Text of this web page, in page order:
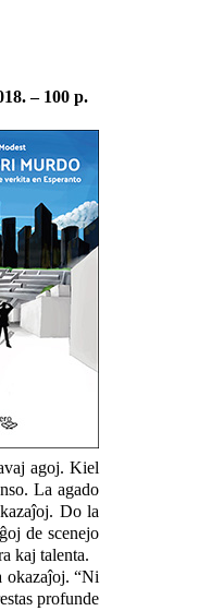
– 100 p.
agoj. Kiel
La agado
Do la
de scenejo
kaj talenta.
okazaĵoj. “Ni
profunde